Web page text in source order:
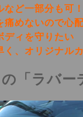
一部分も可！
痛めないので心
ィを守りたい
オリジナルカ
「ラバ